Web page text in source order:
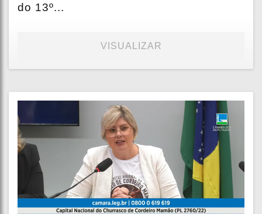
do 13º...
VISUALIZAR